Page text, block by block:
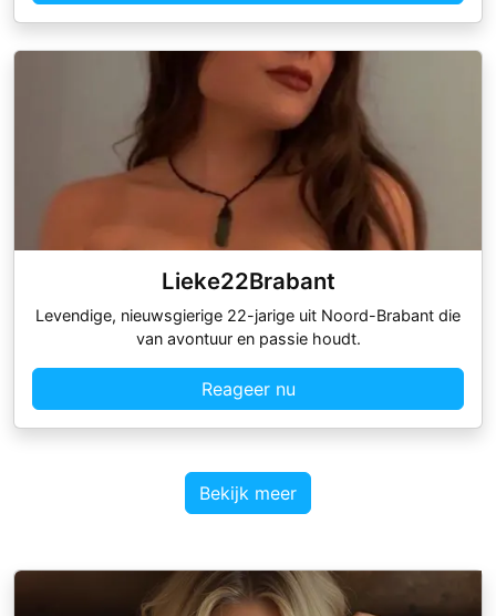
Lieke22Brabant
Levendige, nieuwsgierige 22-jarige uit Noord-Brabant die
van avontuur en passie houdt.
Reageer nu
Bekijk meer